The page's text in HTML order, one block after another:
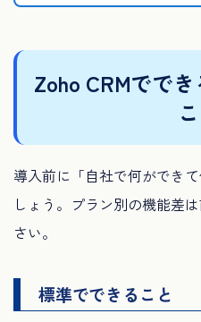
Zoho CRMでで
導入前に「自社で何ができ
しょう。プラン別の機能差
さい。
標準でできること